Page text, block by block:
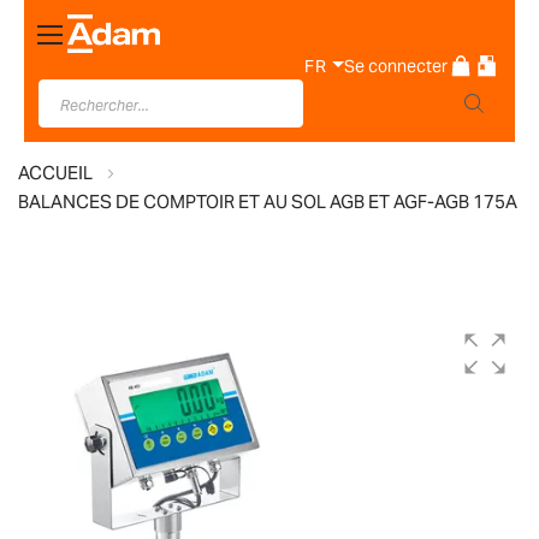
Basculer
la
navigation
FR Se connecter
ACCUEIL
BALANCES DE COMPTOIR ET AU SOL AGB ET AGF-AGB 175A